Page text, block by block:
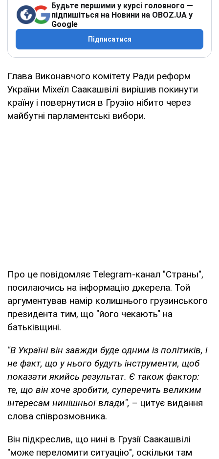
Будьте першими у курсі головного —
підпишіться на Новини на OBOZ.UA у
Google
Підписатися
Глава Виконавчого комітету Ради реформ
України Міхеїл Саакашвілі вирішив покинути
країну і повернутися в Грузію нібито через
майбутні парламентські вибори.
Про це повідомляє Telegram-канал "Страны",
посилаючись на інформацію джерела. Той
аргументував намір колишнього грузинського
президента тим, що "його чекають" на
батьківщині.
"В Україні він завжди буде одним із політиків, і
не факт, що у нього будуть інструменти, щоб
показати якийсь результат. Є також фактор:
те, що він хоче зробити, суперечить великим
інтересам нинішньої влади", – цитує видання
слова співрозмовника.
Він підкреслив, що нині в Грузії Саакашвілі
"може переломити ситуацію", оскільки там